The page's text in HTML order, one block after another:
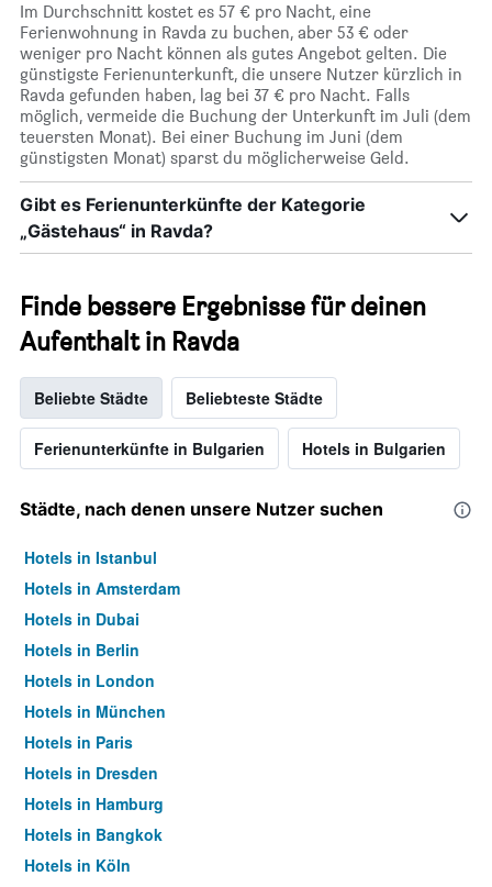
Im Durchschnitt kostet es 57 € pro Nacht, eine
Ferienwohnung in Ravda zu buchen, aber 53 € oder
weniger pro Nacht können als gutes Angebot gelten. Die
günstigste Ferienunterkunft, die unsere Nutzer kürzlich in
Ravda gefunden haben, lag bei 37 € pro Nacht. Falls
möglich, vermeide die Buchung der Unterkunft im Juli (dem
teuersten Monat). Bei einer Buchung im Juni (dem
günstigsten Monat) sparst du möglicherweise Geld.
Gibt es Ferienunterkünfte der Kategorie
„Gästehaus“ in Ravda?
Finde bessere Ergebnisse für deinen
Aufenthalt in Ravda
Beliebte Städte Beliebteste Städte
Ferienunterkünfte in Bulgarien Hotels in Bulgarien
Städte, nach denen unsere Nutzer suchen
Hotels in Istanbul
Hotels in Amsterdam
Hotels in Dubai
Hotels in Berlin
Hotels in London
Hotels in München
Hotels in Paris
Hotels in Dresden
Hotels in Hamburg
Hotels in Bangkok
Hotels in Köln